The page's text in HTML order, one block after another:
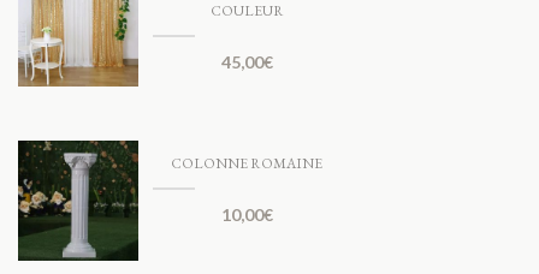
COULEUR
45,00€
COLONNE ROMAINE
10,00€